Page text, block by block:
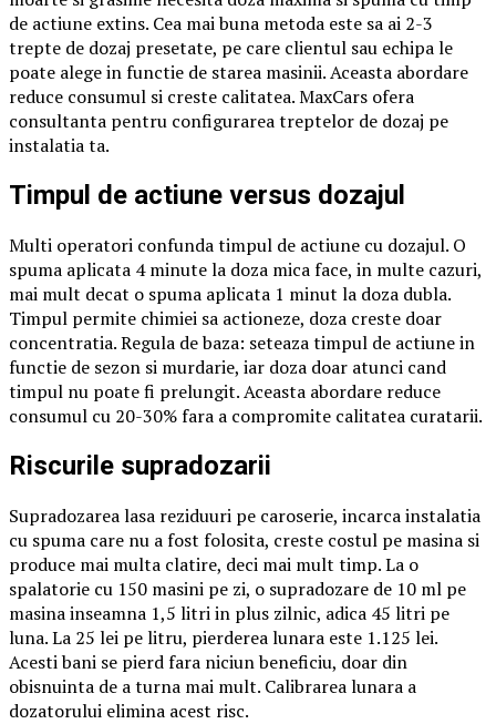
de actiune extins. Cea mai buna metoda este sa ai 2-3
trepte de dozaj presetate, pe care clientul sau echipa le
poate alege in functie de starea masinii. Aceasta abordare
reduce consumul si creste calitatea. MaxCars ofera
consultanta pentru configurarea treptelor de dozaj pe
instalatia ta.
Timpul de actiune versus dozajul
Multi operatori confunda timpul de actiune cu dozajul. O
spuma aplicata 4 minute la doza mica face, in multe cazuri,
mai mult decat o spuma aplicata 1 minut la doza dubla.
Timpul permite chimiei sa actioneze, doza creste doar
concentratia. Regula de baza: seteaza timpul de actiune in
functie de sezon si murdarie, iar doza doar atunci cand
timpul nu poate fi prelungit. Aceasta abordare reduce
consumul cu 20-30% fara a compromite calitatea curatarii.
Riscurile supradozarii
Supradozarea lasa reziduuri pe caroserie, incarca instalatia
cu spuma care nu a fost folosita, creste costul pe masina si
produce mai multa clatire, deci mai mult timp. La o
spalatorie cu 150 masini pe zi, o supradozare de 10 ml pe
masina inseamna 1,5 litri in plus zilnic, adica 45 litri pe
luna. La 25 lei pe litru, pierderea lunara este 1.125 lei.
Acesti bani se pierd fara niciun beneficiu, doar din
obisnuinta de a turna mai mult. Calibrarea lunara a
dozatorului elimina acest risc.